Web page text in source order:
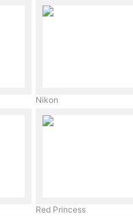
Nikon
Red Princess